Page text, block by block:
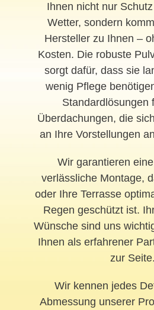
Ihnen nicht nur
Wetter, sondern
Hersteller zu Ihnen –
Kosten. Die robuste
sorgt dafür, dass sie
wenig Pflege
Standardlösungen
Überdachungen, die
an Ihre Vorstellungen
Wir garantieren
verlässliche Montage,
oder Ihre Terrasse
Regen geschützt ist.
Wünsche sind uns
Ihnen als erfahrener
zur Seite.
Wir kennen jedes
Abmessung unserer